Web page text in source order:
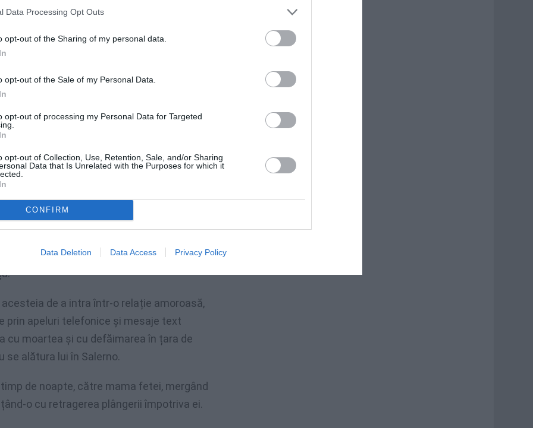
Data Processing Opt Outs
opt-out of the Sharing of my personal data.
opt-out of the Sale of my Personal Data.
opt-out of processing my Personal Data for Targeted
opt-out of Collection, Use, Retention, Sale, and/or Sharing
Data that Is Unrelated with the Purposes for which it
CONFIRM
Data Deletion Data Access Privacy Policy
și fiică, hărțuite
hărțuire, tentativă și consumare de
locuiesc în Copertino.
2021 până în aprilie anul curent, de
gravă și persistentă, până la a o
de a intra într-o relație amoroasă,
prin apeluri telefonice și mesaje text
cu moartea și cu defăimarea în țara de
se alătura lui în Salerno.
de noapte, către mama fetei, mergând
o cu retragerea plângerii împotriva ei.